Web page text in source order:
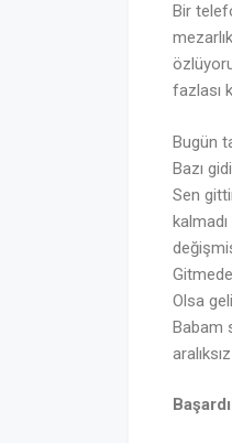
Bir
fazlası
Bugün
Bazı
Sen
Olsa
Babam